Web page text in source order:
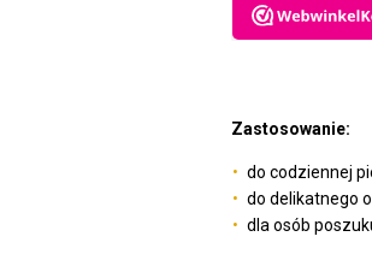
Zastosowanie:
do codziennej
do delikatnego
dla osób